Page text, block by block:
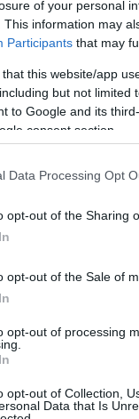
of your personal
This information may
Participants that may
that this website/app
but not limited
to Google and its
consent section.
Data Processing Opt
opt-out of the Sharing
opt-out of the Sale of
opt-out of processing
opt-out of Collection,
Data that Is
και
εταιρείες;
και όπως
χρέωσαν με 40
δώσει τόσα